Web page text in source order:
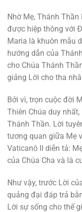
Nhờ Mẹ, Thánh
được hiệp thông với
Maria là khuôn mẫu
hướng dẫn của
cho Chúa Thánh
giảng Lời cho tha
Bởi vì, trọn cuộc đời
Thiên Chúa duy nhất,
Thánh Thần. Lời
tương quan giữa Mẹ
Vaticanô II diễn tả:
của Chúa Cha và là
Như vậy, trước Lời
quảng đại đáp trả
Lời sự sống cho thế